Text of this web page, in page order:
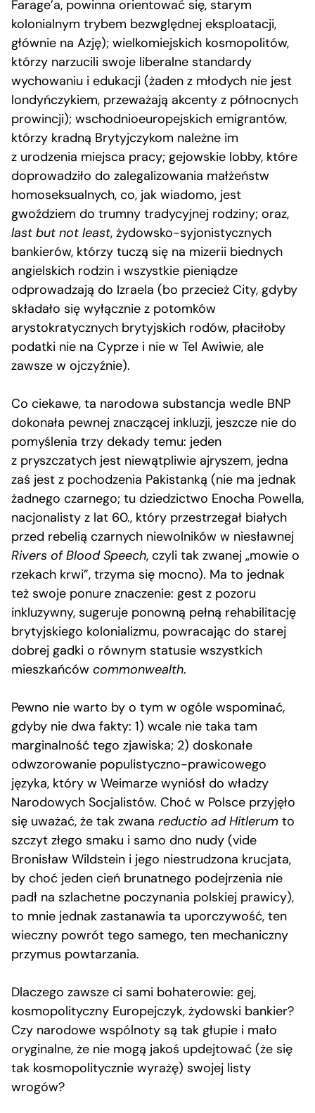
Farage’a, powinna orientować się, starym
kolonialnym trybem bezwględnej eksploatacji,
głównie na Azję); wielkomiejskich kosmopolitów,
którzy narzucili swoje liberalne standardy
wychowaniu i edukacji (żaden z młodych nie jest
londyńczykiem, przeważają akcenty z północnych
prowincji); wschodnioeuropejskich emigrantów,
którzy kradną Brytyjczykom należne im
z urodzenia miejsca pracy; gejowskie lobby, które
doprowadziło do zalegalizowania małżeństw
homoseksualnych, co, jak wiadomo, jest
gwoździem do trumny tradycyjnej rodziny; oraz,
last but not least, żydowsko-syjonistycznych
bankierów, którzy tuczą się na mizerii biednych
angielskich rodzin i wszystkie pieniądze
odprowadzają do Izraela (bo przecież City, gdyby
składało się wyłącznie z potomków
arystokratycznych brytyjskich rodów, płaciłoby
podatki nie na Cyprze i nie w Tel Awiwie, ale
zawsze w ojczyźnie).
Co ciekawe, ta narodowa substancja wedle BNP
dokonała pewnej znaczącej inkluzji, jeszcze nie do
pomyślenia trzy dekady temu: jeden
z pryszczatych jest niewątpliwie ajryszem, jedna
zaś jest z pochodzenia Pakistanką (nie ma jednak
żadnego czarnego; tu dziedzictwo Enocha Powella,
nacjonalisty z lat 60., który przestrzegał białych
przed rebelią czarnych niewolników w niesławnej
Rivers of Blood Speech, czyli tak zwanej „mowie o
rzekach krwi”, trzyma się mocno). Ma to jednak
też swoje ponure znaczenie: gest z pozoru
inkluzywny, sugeruje ponowną pełną rehabilitację
brytyjskiego kolonializmu, powracając do starej
dobrej gadki o równym statusie wszystkich
mieszkańców commonwealth.
Pewno nie warto by o tym w ogóle wspominać,
gdyby nie dwa fakty: 1) wcale nie taka tam
marginalność tego zjawiska; 2) doskonałe
odwzorowanie populistyczno-prawicowego
języka, który w Weimarze wyniósł do władzy
Narodowych Socjalistów. Choć w Polsce przyjęło
się uważać, że tak zwana reductio ad Hitlerum to
szczyt złego smaku i samo dno nudy (vide
Bronisław Wildstein i jego niestrudzona krucjata,
by choć jeden cień brunatnego podejrzenia nie
padł na szlachetne poczynania polskiej prawicy),
to mnie jednak zastanawia ta uporczywość, ten
wieczny powrót tego samego, ten mechaniczny
przymus powtarzania.
Dlaczego zawsze ci sami bohaterowie: gej,
kosmopolityczny Europejczyk, żydowski bankier?
Czy narodowe wspólnoty są tak głupie i mało
oryginalne, że nie mogą jakoś updejtować (że się
tak kosmopolitycznie wyrażę) swojej listy
wrogów?